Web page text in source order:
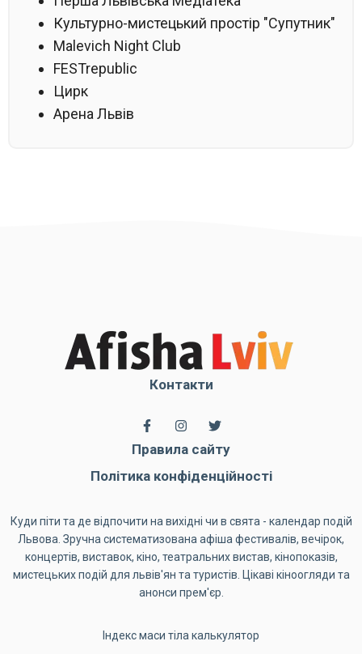
Культурно-мистецький простір "Супутник"
Malevich Night Club
FESTrepublic
Цирк
Арена Львів
Контакти
Правила сайту
Політика конфіденційності
Куди піти та де відпочити на вихідні чи в свята - календар подій
Львова. Зручна систематизована афіша фестивалів, вечірок,
концертів, виставок, кіно, театральних вистав, кінопоказів,
мистецьких подій для львів'ян та туристів. Цікаві кіноогляди та
анонси прем'єр.
Індекс маси тіла калькулятор